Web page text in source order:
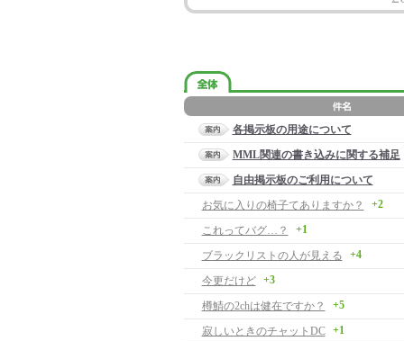
各掲示板の用途について
MML関連の書き込みに関する補足
自由掲示板のご利用について
お気に入りの椅子てありますか？
+2
これってバグ…？ +1
ブラックリストの人が見える +4
今更だけど +3
樽鯖の2chは健在ですか？ +5
寂しいときのチャットDC +1